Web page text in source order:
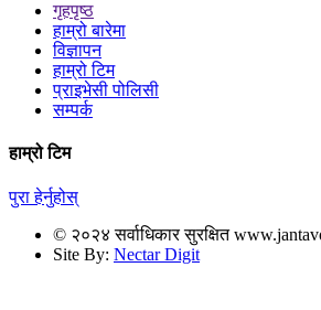
गृहपृष्ठ
हाम्रो बारेमा
विज्ञापन
हाम्रो टिम
प्राइभेसी पोलिसी
सम्पर्क
हाम्रो टिम
पुरा हेर्नुहोस्
© २०२४ सर्वाधिकार सुरक्षित
Site By: Nectar Digit